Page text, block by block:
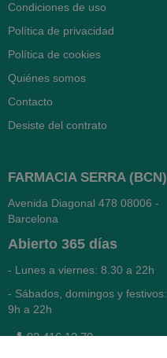
Condiciones de uso
Política de privacidad
Política de cookies
Quiénes somos
Contacto
Desiste del contrato
FARMACIA SERRA (BCN)
Avenida Diagonal 478 08006 -
Barcelona
Abierto 365 días
- Lunes a viernes: 8.30 a 22h
- Sábados, domingos y festivos:
9h a 22h
93 416 12 70